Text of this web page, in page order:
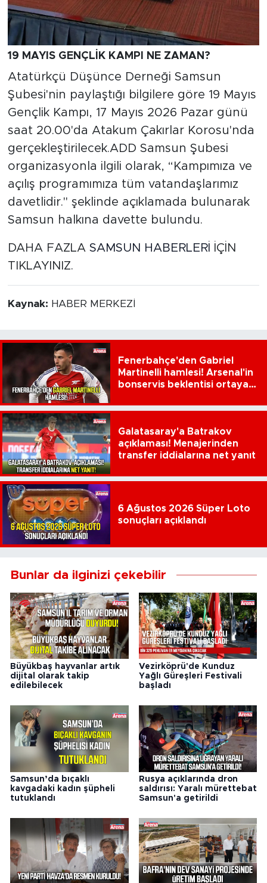
19 MAYIS GENÇLİK KAMPI NE ZAMAN?
Atatürkçü Düşünce Derneği Samsun
Şubesi'nin paylaştığı bilgilere göre 19 Mayıs
Gençlik Kampı, 17 Mayıs 2026 Pazar günü
saat 20.00'da Atakum Çakırlar Korosu'nda
gerçekleştirilecek.ADD Samsun Şubesi
organizasyonla ilgili olarak, “Kampımıza ve
açılış programımıza tüm vatandaşlarımız
davetlidir." şeklinde açıklamada bulunarak
Samsun halkına davette bulundu.
DAHA FAZLA SAMSUN HABERLERİ
İÇİN
TIKLAYINIZ.
Kaynak: HABER MERKEZİ
Fenerbahçe'den Gabriel
Martinelli hamlesi! Arsenal'in
bonservis beklentisi ortaya
Galatasaray'a Batrakov
açıklaması! Menajerinden
transfer iddialarına net yanıt
6 Ağustos 2026 Süper Loto
sonuçları açıklandı
Bunlar da ilginizi çekebilir
Büyükbaş hayvanlar artık
dijital olarak takip
edilebilecek
Vezirköprü'de Kunduz
Yağlı Güreşleri Festivali
başladı
Samsun’da bıçaklı
kavgadaki kadın şüpheli
tutuklandı
Rusya açıklarında dron
saldırısı: Yaralı mürettebat
Samsun'a getirildi